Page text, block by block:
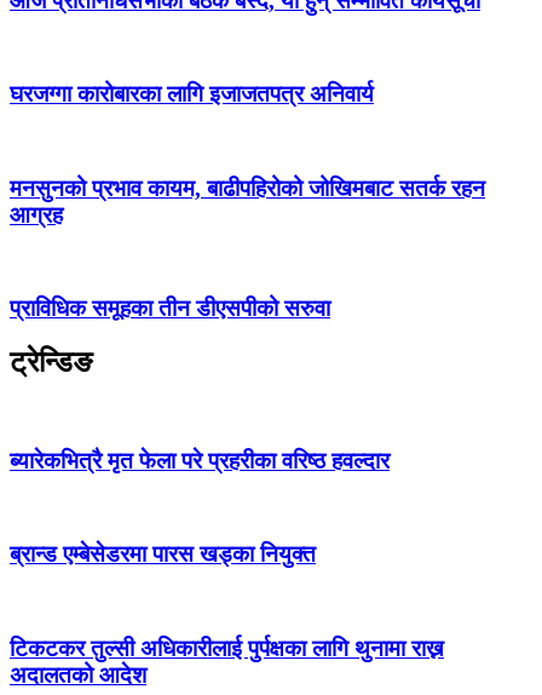
घरजग्गा कारोबारका लागि इजाजतपत्र अनिवार्य
मनसुनको प्रभाव कायम, बाढीपहिरोको जोखिमबाट सतर्क रहन
आग्रह
प्राविधिक समूहका तीन डीएसपीको सरुवा
ट्रेन्डिङ
ब्यारेकभित्रै मृत फेला परे प्रहरीका वरिष्ठ हवल्दार
ब्रान्ड एम्बेसेडरमा पारस खड्का नियुक्त
टिकटकर तुल्सी अधिकारीलाई पुर्पक्षका लागि थुनामा राख्न
अदालतको आदेश